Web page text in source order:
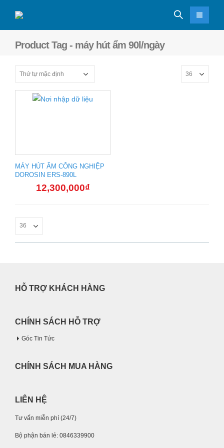
Product Tag - máy hút ẩm 90l/ngày
MÁY HÚT ẨM CÔNG NGHIỆP
DOROSIN ERS-890L
12,300,000₫
HỖ TRỢ KHÁCH HÀNG
CHÍNH SÁCH HỖ TRỢ
Góc Tin Tức
CHÍNH SÁCH MUA HÀNG
LIÊN HỆ
Tư vấn miễn phí (24/7)
Bộ phận bán lẻ: 0846339900